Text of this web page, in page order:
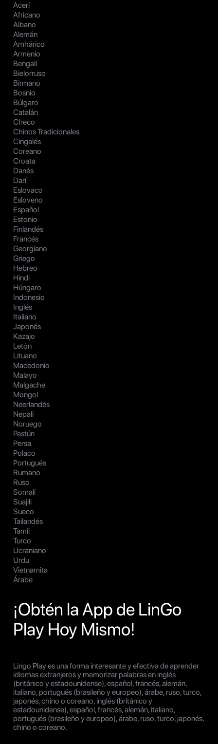
Acerí
Africano
Albano
Alemán
Amhárico
Armenio
Bengalí
Bielorruso
Birmano
Bosnio
Búlgaro
Catalán
Checo
Chinos Tradicionales
Cingalés
Coreano
Croata
Danés
Darí
Eslovaco
Esloveno
Español
Estonio
Finlandés
Francés
Georgiano
Griego
Hebreo
Hindi
Húngaro
Indonesio
Inglés
Italiano
Japonés
Kazajo
Letón
Lituano
Macedonio
Malayo
Malgache
Mongol
Neerlandés
Nepalí
Noruego
Pastún
Persa
Polaco
Portugués
Rumano
Ruso
Somalí
Suajili
Sueco
Tailandés
Tamil
Turco
Ucraniano
Urdu
Vietnamita
Árabe
¡Obtén la App de LinGo
Play Hoy Mismo!
Lingo Play es una forma interesante y efectiva de aprender
idiomas extranjeros y memorizar palabras en inglés
(británico y estadounidense), español, francés, alemán,
italiano, portugués (brasileño y europeo), árabe, ruso, turco,
japonés, chino o coreano, inglés (británico y
estadounidense), español, francés, alemán, italiano,
portugués (brasileño y europeo), árabe, ruso, turco, japonés,
chino o coreano.